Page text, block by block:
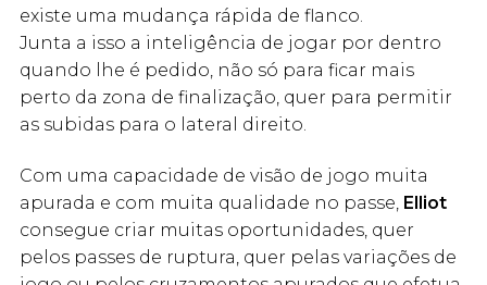
existe uma mudança rápida de flanco.
Junta a isso a inteligência de jogar por dentro
quando lhe é pedido, não só para ficar mais
perto da zona de finalização, quer para permitir
as subidas para o lateral direito.
Com uma capacidade de visão de jogo muita
apurada e com muita qualidade no passe, Elliot
consegue criar muitas oportunidades, quer
pelos passes de ruptura, quer pelas variações de